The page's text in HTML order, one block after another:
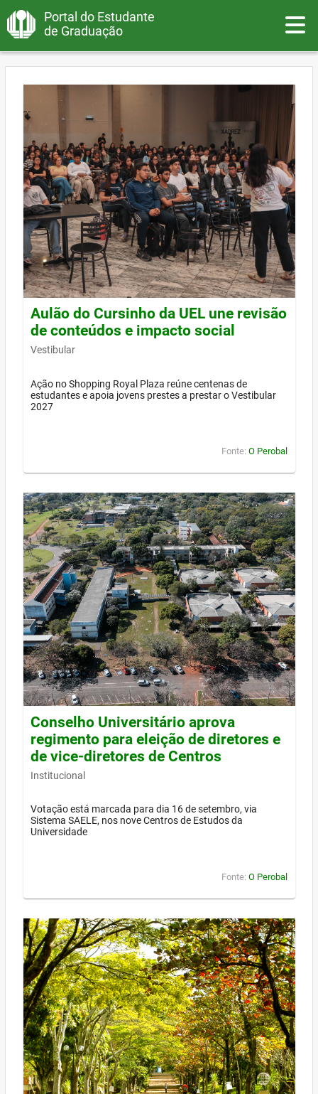
Portal do Estudante
de Graduação
Aulão do Cursinho da UEL une revisão
de conteúdos e impacto social
Vestibular
Ação no Shopping Royal Plaza reúne centenas de
estudantes e apoia jovens prestes a prestar o Vestibular
2027
Fonte: O Perobal
Conselho Universitário aprova
regimento para eleição de diretores e
de vice-diretores de Centros
Institucional
Votação está marcada para dia 16 de setembro, via
Sistema SAELE, nos nove Centros de Estudos da
Universidade
Fonte: O Perobal